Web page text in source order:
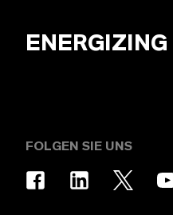
ENERGIZING
FOLGEN SIE UNS